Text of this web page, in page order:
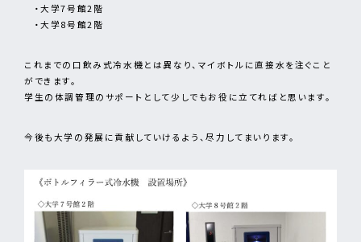
・大学7号館2階
・大学8号館2階
これまでの口飲み式冷水機とは異なり、マイボトルに直接水を注ぐこと
ができます。
学生の体調管理のサポートとして少しでもお役に立てればと思います。
今後も大学の発展に貢献していけるよう、尽力してまいります。